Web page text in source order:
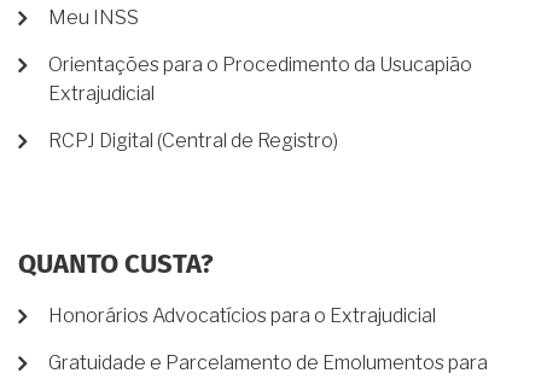
Meu INSS
Orientações para o Procedimento da Usucapião
Extrajudicial
RCPJ Digital (Central de Registro)
QUANTO CUSTA?
Honorários Advocatícios para o Extrajudicial
Gratuidade e Parcelamento de Emolumentos para